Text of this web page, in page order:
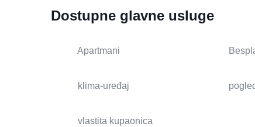
Dostupne glavne usluge
Apartmani
klima-uređaj
vlastita kupaonica